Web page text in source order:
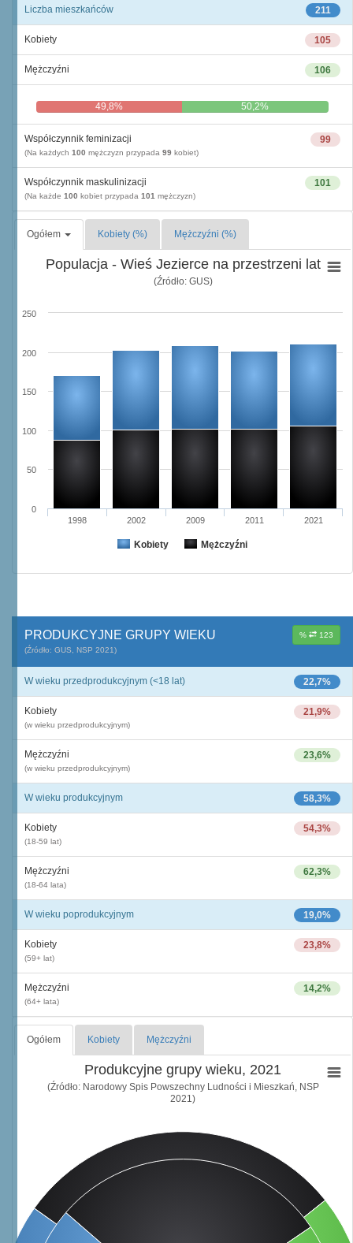
211
Liczba mieszkańców
105
Kobiety
106
Mężczyźni
49,8% 50,2%
99
Współczynnik feminizacji
(Na każdych 100 mężczyzn przypada 99 kobiet)
101
Współczynnik maskulinizacji
(Na każde 100 kobiet przypada 101 mężczyzn)
Ogółem Kobiety (%) Mężczyźni (%)
Populacja - Wieś Jezierce na przestrzeni lat
(Źródło: GUS)
Kobiety Mężczyźni
1998 2002 2009 2011 2021
0
50
100
150
200
250
% 123
PRODUKCYJNE GRUPY WIEKU
(Źródło: GUS, NSP 2021)
22,7%
W wieku przedprodukcyjnym (<18 lat)
21,9%
Kobiety
(w wieku przedprodukcyjnym)
23,6%
Mężczyźni
(w wieku przedprodukcyjnym)
58,3%
W wieku produkcyjnym
54,3%
Kobiety
(18-59 lat)
62,3%
Mężczyźni
(18-64 lata)
19,0%
W wieku poprodukcyjnym
23,8%
Kobiety
(59+ lat)
14,2%
Mężczyźni
(64+ lata)
Ogółem Kobiety Mężczyźni
Produkcyjne grupy wieku, 2021
(Źródło: Narodowy Spis Powszechny Ludności i Mieszkań, NSP
2021)